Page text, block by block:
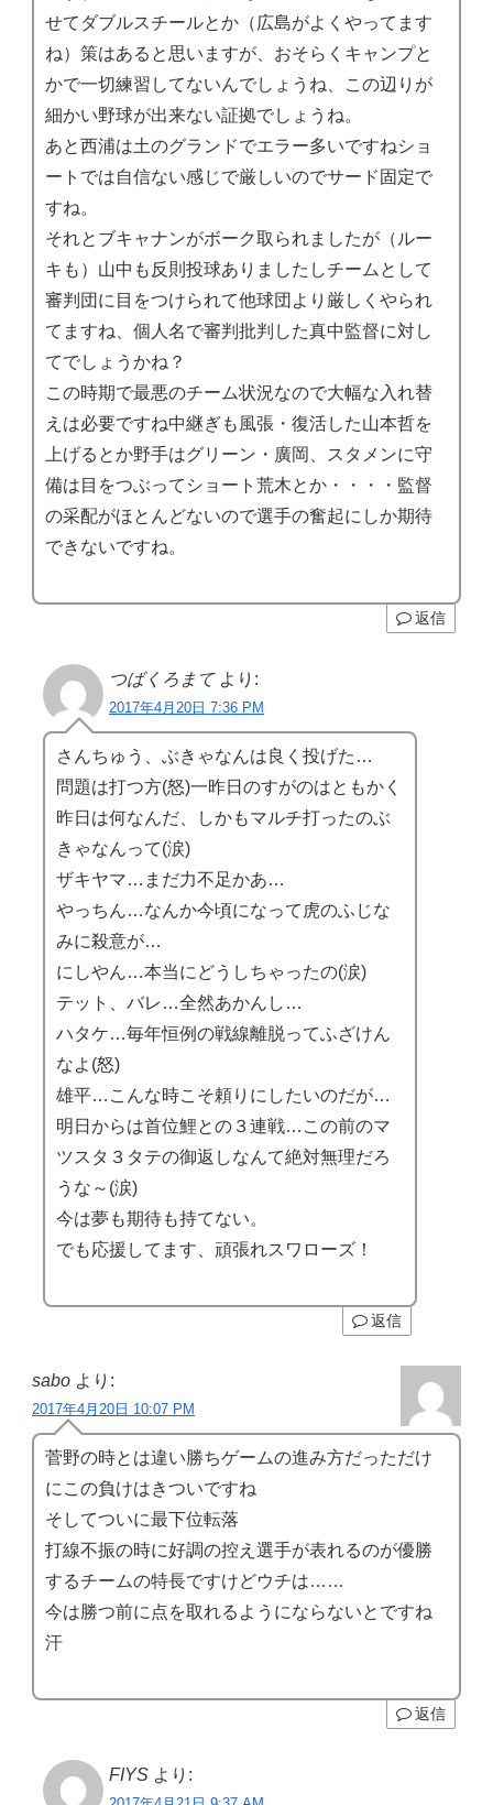
せてダブルスチールとか（広島がよくやってます
ね）策はあると思いますが、おそらくキャンプと
かで一切練習してないんでしょうね、この辺りが
細かい野球が出来ない証拠でしょうね。
あと西浦は土のグランドでエラー多いですねショ
ートでは自信ない感じで厳しいのでサード固定で
すね。
それとブキャナンがボーク取られましたが（ルー
キも）山中も反則投球ありましたしチームとして
審判団に目をつけられて他球団より厳しくやられ
てますね、個人名で審判批判した真中監督に対し
てでしょうかね？
この時期で最悪のチーム状況なので大幅な入れ替
えは必要ですね中継ぎも風張・復活した山本哲を
上げるとか野手はグリーン・廣岡、スタメンに守
備は目をつぶってショート荒木とか・・・・監督
の采配がほとんどないので選手の奮起にしか期待
できないですね。
返信
つばくろまて より:
2017年4月20日 7:36 PM
さんちゅう、ぶきゃなんは良く投げた…
問題は打つ方(怒)一昨日のすがのはともかく
昨日は何なんだ、しかもマルチ打ったのぶ
きゃなんって(涙)
ザキヤマ…まだ力不足かあ…
やっちん…なんか今頃になって虎のふじな
みに殺意が…
にしやん…本当にどうしちゃったの(涙)
テット、バレ…全然あかんし…
ハタケ…毎年恒例の戦線離脱ってふざけん
なよ(怒)
雄平…こんな時こそ頼りにしたいのだが…
明日からは首位鯉との３連戦…この前のマ
ツスタ３タテの御返しなんて絶対無理だろ
うな～(涙)
今は夢も期待も持てない。
でも応援してます、頑張れスワローズ！
返信
sabo より:
2017年4月20日 10:07 PM
菅野の時とは違い勝ちゲームの進み方だっただけ
にこの負けはきついですね
そしてついに最下位転落
打線不振の時に好調の控え選手が表れるのが優勝
するチームの特長ですけどウチは……
今は勝つ前に点を取れるようにならないとですね
汗
返信
FIYS より: